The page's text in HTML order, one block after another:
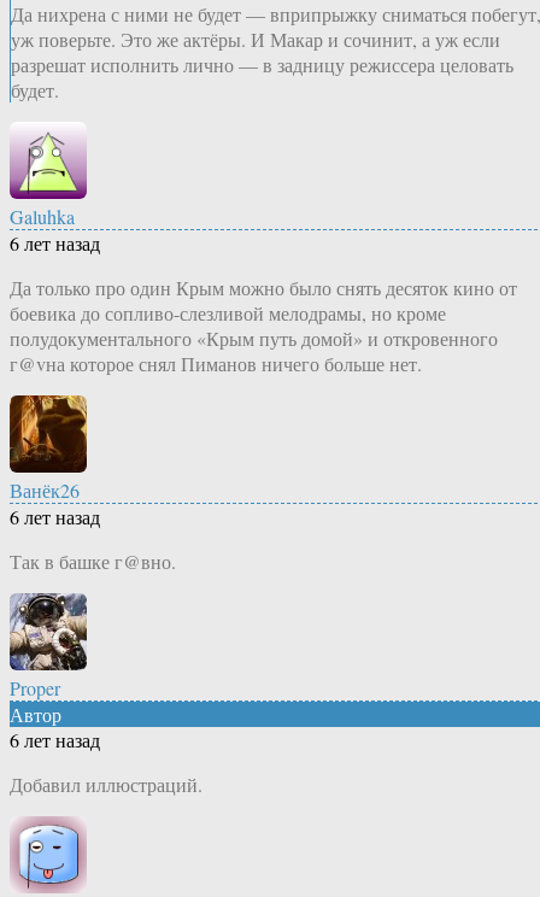
Да нихрена с ними не будет — вприпрыжку сниматься побегут,
уж поверьте. Это же актёры. И Макар и сочинит, а уж если
разрешат исполнить лично — в задницу режиссера целовать
будет.
Galuhka
6 лет назад
Да только про один Крым можно было снять десяток кино от
боевика до сопливо-слезливой мелодрамы, но кроме
полудокументального «Крым путь домой» и откровенного
г@vна которое снял Пиманов ничего больше нет.
Ванёк26
6 лет назад
Так в башке г@вно.
Proper
Автор
6 лет назад
Добавил иллюстраций.